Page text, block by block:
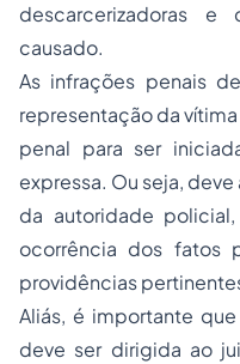
descarcerizadoras
causado.
As infrações penais
representação da
penal para ser
expressa. Ou seja,
da autoridade
ocorrência dos fatos
providências
Aliás, é importante
deve ser dirigida ao